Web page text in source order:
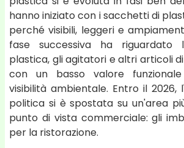
hanno iniziato con i sacchetti di
perché visibili, leggeri e
fase successiva ha riguardato
plastica, gli agitatori e altri articoli
con un basso valore
visibilità ambientale. Entro il 2026,
politica si è spostata su un'area
punto di vista commerciale: gli
per la ristorazione.